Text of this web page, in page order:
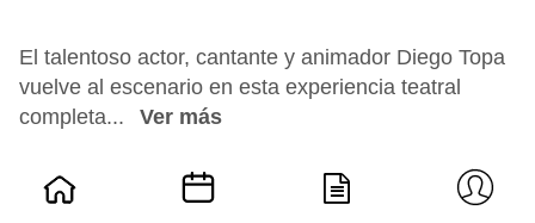
El talentoso actor, cantante y animador Diego Topa
vuelve al escenario en esta experiencia teatral
completa...
Ver más